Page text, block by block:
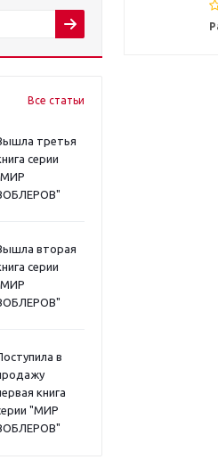
Все статьи
третья
серии
вторая
серии
в
книга
"МИР